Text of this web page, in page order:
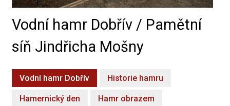
Vodní hamr Dobřív / Pamětní
síň Jindřicha Mošny
Vodní hamr Dobřív Historie hamru
Hamernický den Hamr obrazem